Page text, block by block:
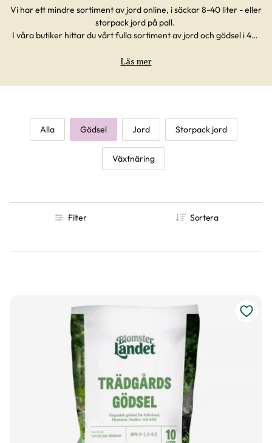
Vi har ett mindre sortiment av jord online, i säckar 8-40 liter - eller
storpack jord på pall.
I våra butiker hittar du vårt fulla sortiment av jord och gödsel i 40-
Läs mer
Alla Gödsel Jord Storpack jord
Växtnäring
Filter Sortera